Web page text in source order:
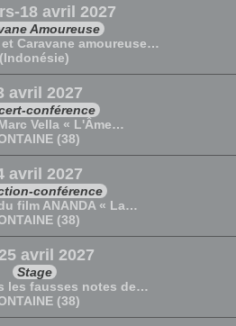
18 avril 2027
Amoureuse
Caravane amoureuse…
(Indonésie)
avril 2027
conférence
Vella « L'Âme…
(38)
avril 2027
conférence
film ANANDA « La…
(38)
avril 2027
Stage
les fausses notes de…
(38)